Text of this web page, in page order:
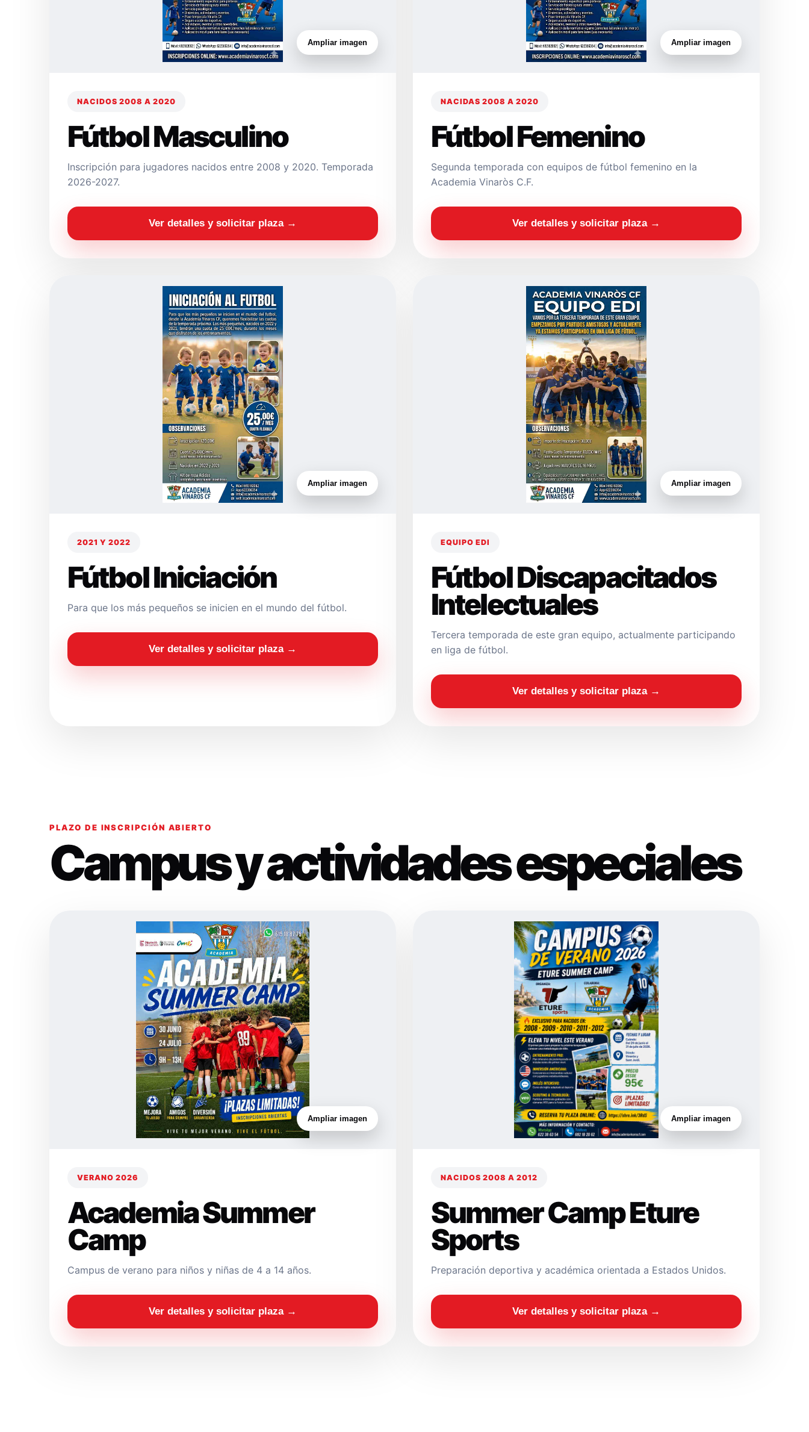
Ampliar imagen
NACIDOS 2008 A 2020
Fútbol Masculino
Inscripción para jugadores nacidos entre 2008 y 2020. Temporada
2026-2027.
Ver detalles y solicitar plaza →
Ampliar imagen
NACIDAS 2008 A 2020
Fútbol Femenino
Segunda temporada con equipos de fútbol femenino en la
Academia Vinaròs C.F.
Ver detalles y solicitar plaza →
Ampliar imagen
2021 Y 2022
Fútbol Iniciación
Para que los más pequeños se inicien en el mundo del fútbol.
Ver detalles y solicitar plaza →
Ampliar imagen
EQUIPO EDI
Fútbol Discapacitados
Intelectuales
Tercera temporada de este gran equipo, actualmente participando
en liga de fútbol.
Ver detalles y solicitar plaza →
PLAZO DE INSCRIPCIÓN ABIERTO
Campus y actividades especiales
Ampliar imagen
VERANO 2026
Academia Summer
Camp
Campus de verano para niños y niñas de 4 a 14 años.
Ver detalles y solicitar plaza →
Ampliar imagen
NACIDOS 2008 A 2012
Summer Camp Eture
Sports
Preparación deportiva y académica orientada a Estados Unidos.
Ver detalles y solicitar plaza →